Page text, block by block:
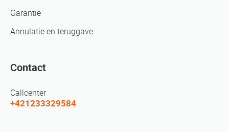
Garantie
Annulatie en teruggave
Contact
Callcenter
+421233329584